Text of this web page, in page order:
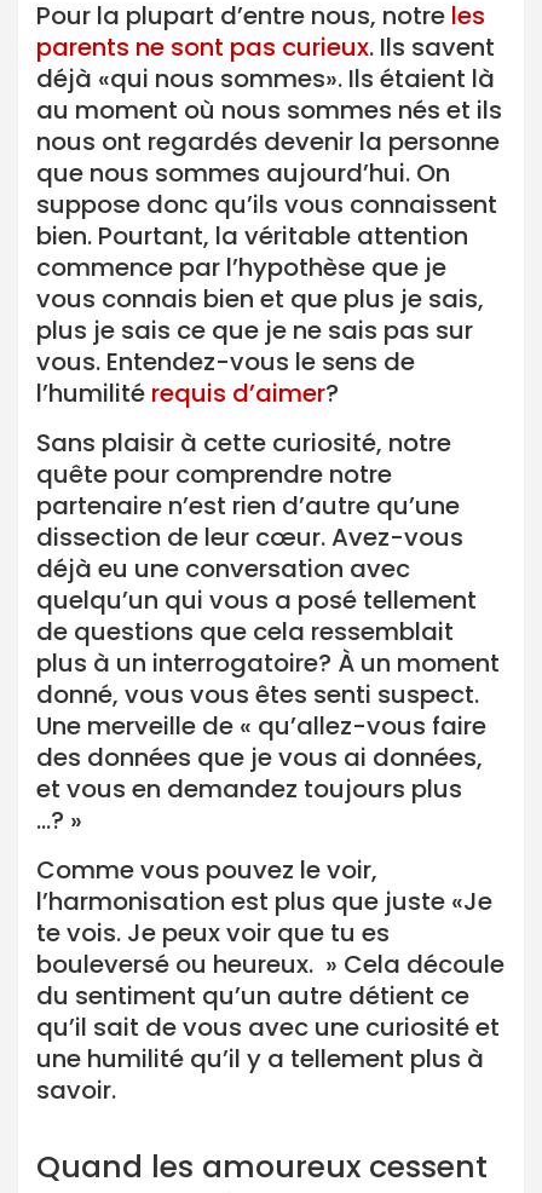
Pour la plupart d’entre nous, notre les
parents ne sont pas curieux. Ils savent
déjà «qui nous sommes». Ils étaient là
au moment où nous sommes nés et ils
nous ont regardés devenir la personne
que nous sommes aujourd’hui. On
suppose donc qu’ils vous connaissent
bien. Pourtant, la véritable attention
commence par l’hypothèse que je
vous connais bien et que plus je sais,
plus je sais ce que je ne sais pas sur
vous. Entendez-vous le sens de
l’humilité requis d’aimer?
Sans plaisir à cette curiosité, notre
quête pour comprendre notre
partenaire n’est rien d’autre qu’une
dissection de leur cœur. Avez-vous
déjà eu une conversation avec
quelqu’un qui vous a posé tellement
de questions que cela ressemblait
plus à un interrogatoire? À un moment
donné, vous vous êtes senti suspect.
Une merveille de « qu’allez-vous faire
des données que je vous ai données,
et vous en demandez toujours plus
…? »
Comme vous pouvez le voir,
l’harmonisation est plus que juste «Je
te vois. Je peux voir que tu es
bouleversé ou heureux. » Cela découle
du sentiment qu’un autre détient ce
qu’il sait de vous avec une curiosité et
une humilité qu’il y a tellement plus à
savoir.
Quand les amoureux cessent